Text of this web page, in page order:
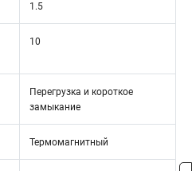
1.5
10
Перегрузка и короткое
замыкание
Термомагнитный